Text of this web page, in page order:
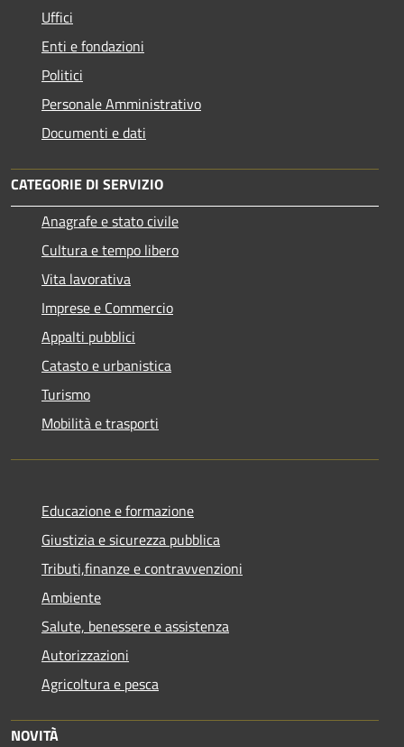
Uffici
Enti e fondazioni
Politici
Personale Amministrativo
Documenti e dati
CATEGORIE DI SERVIZIO
Anagrafe e stato civile
Cultura e tempo libero
Vita lavorativa
Imprese e Commercio
Appalti pubblici
Catasto e urbanistica
Turismo
Mobilità e trasporti
Educazione e formazione
Giustizia e sicurezza pubblica
Tributi,finanze e contravvenzioni
Ambiente
Salute, benessere e assistenza
Autorizzazioni
Agricoltura e pesca
NOVITÀ